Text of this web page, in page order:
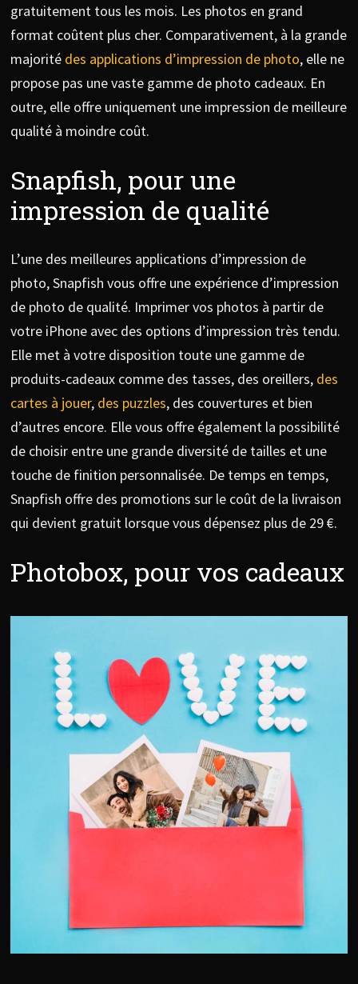
gratuitement tous les mois. Les photos en grand
format coûtent plus cher. Comparativement, à la grande
majorité des applications d’impression de photo, elle ne
propose pas une vaste gamme de photo cadeaux. En
outre, elle offre uniquement une impression de meilleure
qualité à moindre coût.
Snapfish, pour une
impression de qualité
L’une des meilleures applications d’impression de
photo, Snapfish vous offre une expérience d’impression
de photo de qualité. Imprimer vos photos à partir de
votre iPhone avec des options d’impression très tendu.
Elle met à votre disposition toute une gamme de
produits-cadeaux comme des tasses, des oreillers, des
cartes à jouer, des puzzles, des couvertures et bien
d’autres encore. Elle vous offre également la possibilité
de choisir entre une grande diversité de tailles et une
touche de finition personnalisée. De temps en temps,
Snapfish offre des promotions sur le coût de la livraison
qui devient gratuit lorsque vous dépensez plus de 29 €.
Photobox, pour vos cadeaux